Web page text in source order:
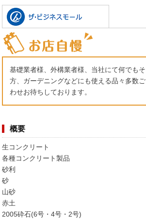
基礎業者様、外構業者様、当社にて何でも
方、ガーデニングなどにも使える品々多数
わせお待ちしております。
概要
生コンクリート
各種コンクリート製品
砂利
砂
山砂
赤土
2005砕石(6号・4号・2号)